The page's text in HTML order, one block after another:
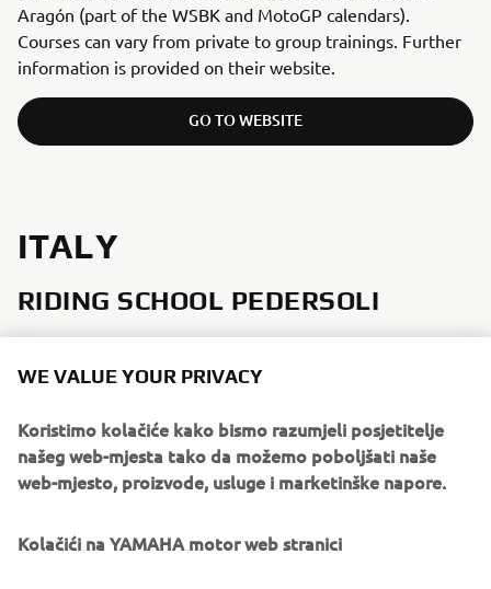
Aragón (part of the WSBK and MotoGP calendars).
Courses can vary from private to group trainings. Further
information is provided on their website.
GO TO WEBSITE
ITALY
RIDING SCHOOL PEDERSOLI
WE VALUE YOUR PRIVACY
Koristimo kolačiće kako bismo razumjeli posjetitelje
našeg web-mjesta tako da možemo poboljšati naše
web-mjesto, proizvode, usluge i marketinške napore.
Kolačići na YAMAHA motor web stranici